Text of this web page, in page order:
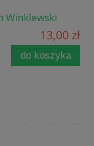
Winklewski
13,00 zł
do koszyka